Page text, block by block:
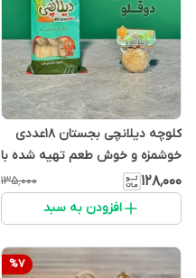
کلوچه دیلانچی بجستان 18عددی
خوشمزه و خوش طعم تهیه شده با
شکر قهوه ای و آرد سالم و ..)
۱۲۸٬۰۰۰ ۱۳۵٬۰۰۰
افزودن به سبد
%7